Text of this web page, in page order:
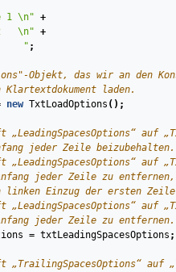
1 \n" +
\n" +
" ;
Objekt, das wir an den
laden.
new TxtLoadOptions ();
auf
jeder Zeile beizubehalten.
auf
jeder Zeile zu entfernen,
linken Einzug der ersten
auf
jeder Zeile zu entfernen.
= txtLeadingSpacesOptions ;
auf